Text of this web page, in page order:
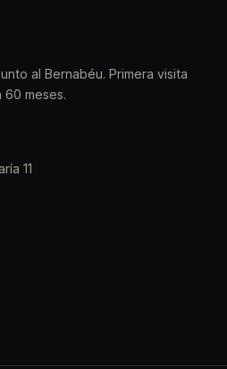
al Bernabéu. Primera visita
60 meses.
11